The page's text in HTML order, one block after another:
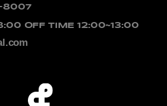
8007
OFF TIME 12:00~13:00